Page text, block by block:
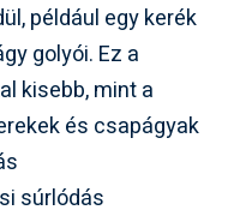
például egy kerék
golyói. Ez a
kisebb, mint a
és csapágyak
súrlódás